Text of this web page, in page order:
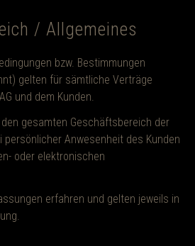
/ Allgemeines
bzw. Bestimmungen
gelten für sämtliche Verträge
und dem Kunden.
gesamten Geschäftsbereich der
persönlicher Anwesenheit des Kunden
oder elektronischen
erfahren und gelten jeweils in